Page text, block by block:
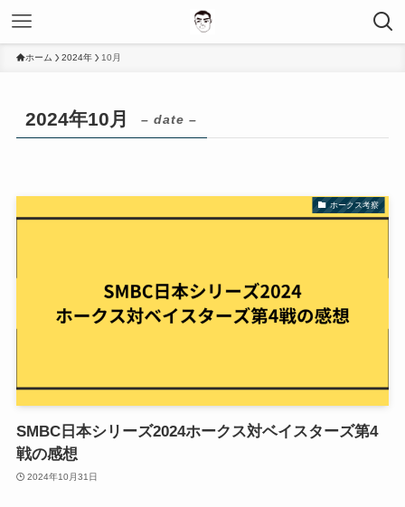
ホーム 2024年 10月
2024年10月 – date –
ホークス考察
SMBC日本シリーズ2024ホークス対ベイスターズ第4
戦の感想
2024年10月31日